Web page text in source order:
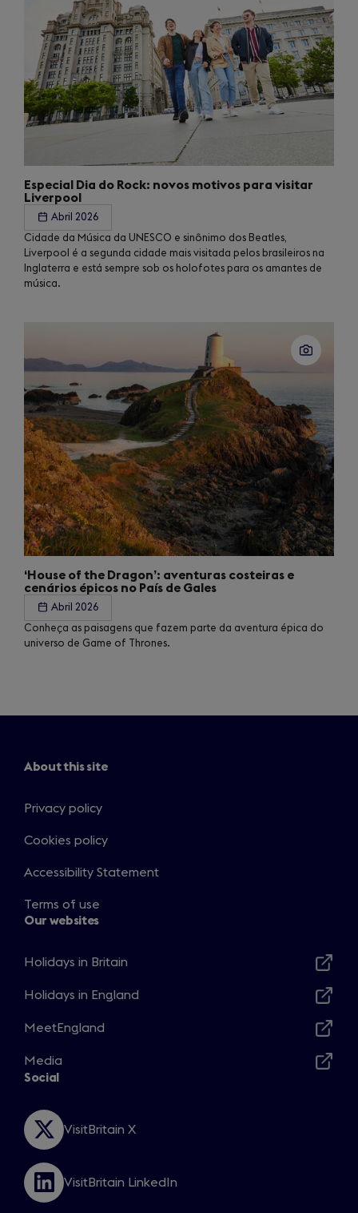
Especial Dia do Rock: novos motivos para visitar
Liverpool
Abril 2026
Cidade da Música da UNESCO e sinônimo dos Beatles,
Liverpool é a segunda cidade mais visitada pelos brasileiros na
Inglaterra e está sempre sob os holofotes para os amantes de
música.
‘House of the Dragon’: aventuras costeiras e
cenários épicos no País de Gales
Abril 2026
Conheça as paisagens que fazem parte da aventura épica do
universo de Game of Thrones.
About this site
Privacy policy
Cookies policy
Accessibility Statement
Terms of use
Our websites
Holidays in Britain
in
new
Holidays in England
in
new
window
MeetEngland
in
a
window
Media
Opens
new
window
Social
VisitBritain X
Opens
a
new
window
VisitBritain LinkedIn
Opens